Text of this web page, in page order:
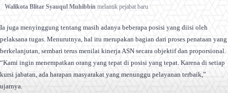
Walikota Blitar Syauqul Muhibbin melantik pejabat baru
Ia juga menyinggung tentang masih adanya beberapa posisi yang diisi oleh
pelaksana tugas. Menurutnya, hal itu merupakan bagian dari proses penataan yang
berkelanjutan, sembari terus menilai kinerja ASN secara objektif dan proporsional.
“Kami ingin menempatkan orang yang tepat di posisi yang tepat. Karena di setiap
kursi jabatan, ada harapan masyarakat yang menunggu pelayanan terbaik,”
ujarnya.